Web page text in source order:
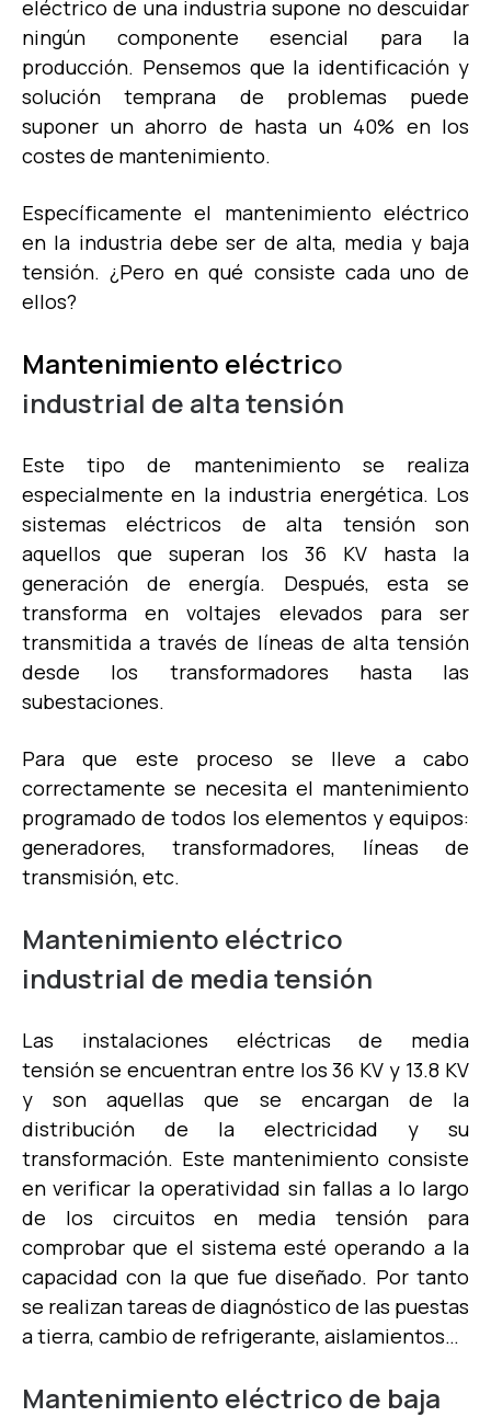
eléctrico de una industria supone no descuidar
ningún componente esencial para la
producción. Pensemos que la identificación y
solución temprana de problemas puede
suponer un ahorro de hasta un 40% en los
costes de mantenimiento.
Específicamente el mantenimiento eléctrico
en la industria debe ser de alta, media y baja
tensión. ¿Pero en qué consiste cada uno de
ellos?
Mantenimiento eléctrico
industrial de alta tensión
Este tipo de mantenimiento se realiza
especialmente en la industria energética. Los
sistemas eléctricos de alta tensión son
aquellos que superan los 36 KV hasta la
generación de energía. Después, esta se
transforma en voltajes elevados para ser
transmitida a través de líneas de alta tensión
desde los transformadores hasta las
subestaciones.
Para que este proceso se lleve a cabo
correctamente se necesita el mantenimiento
programado de todos los elementos y equipos:
generadores, transformadores, líneas de
transmisión, etc.
Mantenimiento eléctrico
industrial de media tensión
Las instalaciones eléctricas de media
tensión se encuentran entre los 36 KV y 13.8 KV
y son aquellas que se encargan de la
distribución de la electricidad y su
transformación. Este mantenimiento consiste
en verificar la operatividad sin fallas a lo largo
de los circuitos en media tensión para
comprobar que el sistema esté operando a la
capacidad con la que fue diseñado. Por tanto
se realizan tareas de diagnóstico de las puestas
a tierra, cambio de refrigerante, aislamientos…
Mantenimiento eléctrico de baja